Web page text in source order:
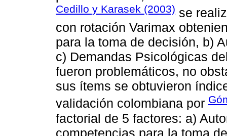
Cedillo y Karasek (2003) se
con rotación Varimax
para la toma de decisión, b)
c) Demandas Psicológicas
fueron problemáticos, no
sus ítems se obtuvieron
validación colombiana por
factorial de 5 factores: a)
competencias para la toma